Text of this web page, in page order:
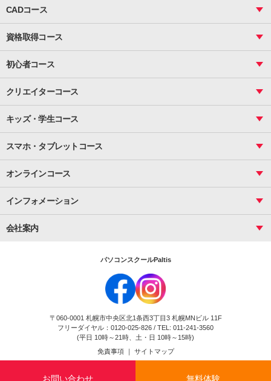
関数
ピボットテーブル
マクロ
資料作成（基礎）
資料作成（応用）
プレゼンスキル
Word
文書作成（応用）
文書作成（デザイン活用）
Access
データベース活用
CADコース
図面作成（基礎）
図面作成（応用）
資格取得コース
VBAエキスパート
ビジネス統計
CS
サーティファイ
初心者コース
案内文書・レター・はがき・POP作成
インターネット活用
メール活用
クリエイターコース
基礎
応用
Illustrator
基礎
応用
HTML/CSS
InDesign
Basic
キッズ・学生コース
プライマリー（年長～小２）
スタンダード（小３～小６）
マインクラフト（年長～小６）
パソコンコース
中学生コース
高校生コース
スマホ・タブレットコース
初めてのLINE
初めてのInstagram
初めてのTwitter
初めてのfacebook
オンラインコース
インフォメーション
パルティスの特徴
ジュニアプログラミングスクール時計台教室
ジュニアプログラミングスクール苫小牧沼ノ端教室
会社案内
パソコンスクールPaltis
〒060-0001 札幌市中央区北1条西3丁目3 札幌MNビル 11F
フリーダイヤル：0120-025-826 / TEL: 011-241-3560
(平日 10時～21時、土・日 10時～15時)
免責事項
｜ サイトマップ
お問い合わせ 無料体験